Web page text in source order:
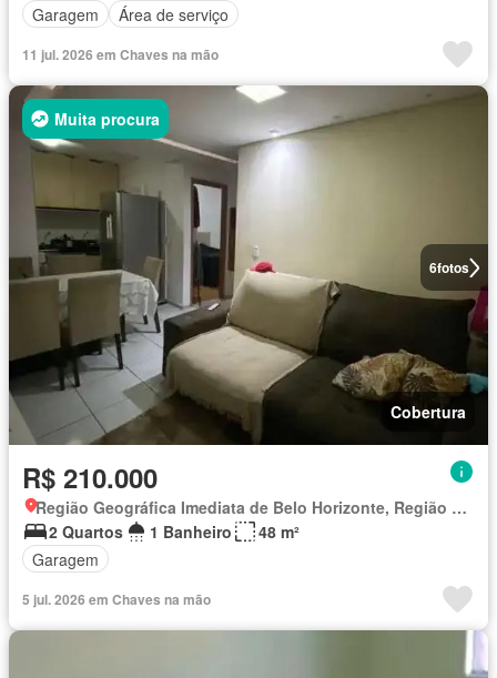
Garagem
Área de serviço
11 jul. 2026 em Chaves na mão
6fotos
Muita procura
Cobertura
R$ 210.000
Região Geográfica Imediata de Belo Horizonte, Região Metropolitana de Belo Horizonte
2 Quartos
1 Banheiro
48 m²
Garagem
5 jul. 2026 em Chaves na mão